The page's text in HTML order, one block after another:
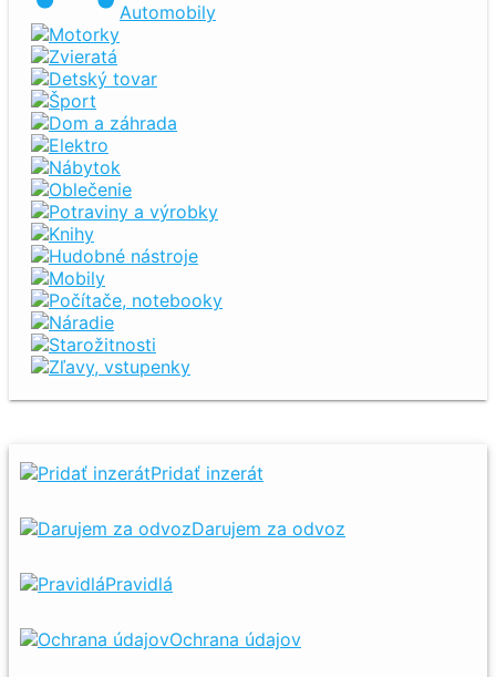
Automobily
Motorky
Zvieratá
Detský tovar
Šport
Dom a záhrada
Elektro
Nábytok
Oblečenie
Potraviny a výrobky
Knihy
Hudobné nástroje
Mobily
Počítače, notebooky
Náradie
Starožitnosti
Zľavy, vstupenky
Pridať inzerát
Darujem za odvoz
Pravidlá
Ochrana údajov